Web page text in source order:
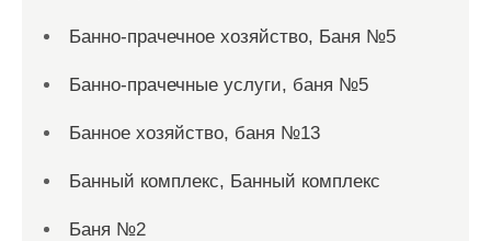
Банно-прачечное хозяйство, Баня №5
Банно-прачечные услуги, баня №5
Банное хозяйство, баня №13
Банный комплекс, Банный комплекс
Баня №2